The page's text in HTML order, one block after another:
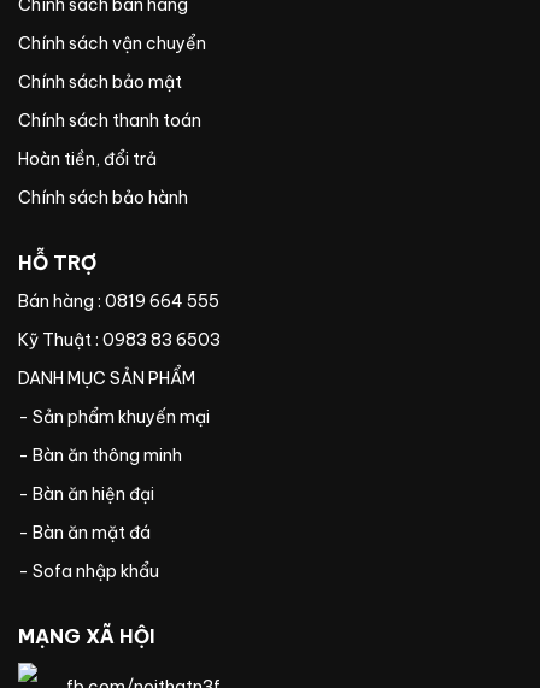
Chính sách bán hàng
Chính sách vận chuyển
Chính sách bảo mật
Chính sách thanh toán
Hoàn tiền, đổi trả
Chính sách bảo hành
HỖ TRỢ
Bán hàng : 0819 664 555
Kỹ Thuật : 0983 83 6503
DANH MỤC SẢN PHẨM
- Sản phẩm khuyến mại
- Bàn ăn thông minh
- Bàn ăn hiện đại
- Bàn ăn mặt đá
- Sofa nhập khẩu
MẠNG XÃ HỘI